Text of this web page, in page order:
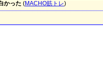
かった (MACHO筋トレ)